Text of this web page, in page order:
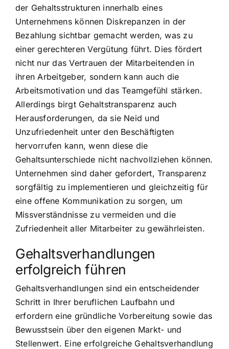
der Gehaltsstrukturen innerhalb eines
Unternehmens können Diskrepanzen in der
Bezahlung sichtbar gemacht werden, was zu
einer gerechteren Vergütung führt. Dies fördert
nicht nur das Vertrauen der Mitarbeitenden in
ihren Arbeitgeber, sondern kann auch die
Arbeitsmotivation und das Teamgefühl stärken.
Allerdings birgt Gehaltstransparenz auch
Herausforderungen, da sie Neid und
Unzufriedenheit unter den Beschäftigten
hervorrufen kann, wenn diese die
Gehaltsunterschiede nicht nachvollziehen können.
Unternehmen sind daher gefordert, Transparenz
sorgfältig zu implementieren und gleichzeitig für
eine offene Kommunikation zu sorgen, um
Missverständnisse zu vermeiden und die
Zufriedenheit aller Mitarbeiter zu gewährleisten.
Gehaltsverhandlungen
erfolgreich führen
Gehaltsverhandlungen sind ein entscheidender
Schritt in Ihrer beruflichen Laufbahn und
erfordern eine gründliche Vorbereitung sowie das
Bewusstsein über den eigenen Markt- und
Stellenwert. Eine erfolgreiche Gehaltsverhandlung